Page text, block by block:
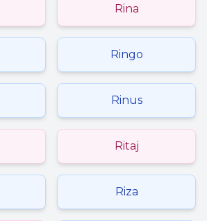
Rina
Ringo
Rinus
Ritaj
Riza